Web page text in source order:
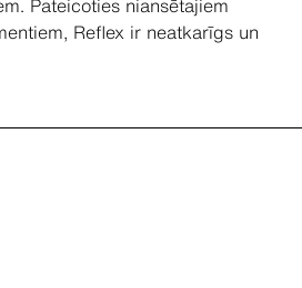
Pateicoties niansētajiem
Reflex ir neatkarīgs un